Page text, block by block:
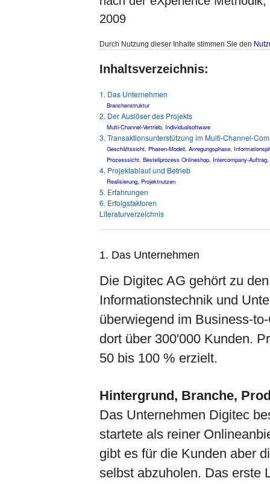
2009
Durch Nutzung dieser Inhalte stimmen Sie den
Inhaltsverzeichnis:
1. Das Unternehmen
Branchenstruktur
2. Der Auslöser des Projekts
Multi-Channel-Vertrieb Individualsoftware
3. Transaktionsunterstützung im Multi-Channel-
Geschäftssicht Phasen-Modell Anregungsphase
Prozesssicht Bestellprozess Onlineshop Intercompany-Auftrag
4. Projektablauf und Betrieb
Realisierung Projektnutzen
5. Erfahrungen
6. Erfolgsfaktoren
Literaturverzeichnis
1. Das Unternehmen
Die Digitec AG gehört zu
Informationstechnik und
überwiegend im Business-
dort über 300'000 Kunden.
50 bis 100 % erzielt.
Hintergrund, Branche,
Das Unternehmen Digitec
startete als reiner
gibt es für die Kunden aber
selbst abzuholen. Das erste